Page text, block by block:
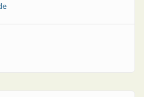
de datos desde el campo